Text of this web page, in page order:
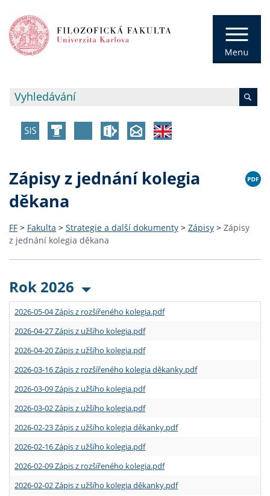
Zápisy z jednání kolegia
děkana
FF > Fakulta > Strategie a další dokumenty > Zápisy > Zápisy
z jednání kolegia děkana
Rok 2026
2026-05-04 Zápis z rozšířeného kolegia.pdf
2026-04-27 Zápis z užšího kolegia.pdf
2026-04-20 Zápis z užšího kolegia.pdf
2026-03-16 Zápis z rozšířeného kolegia děkanky.pdf
2026-03-09 Zápis z užšího kolegia.pdf
2026-03-02 Zápis z užšího kolegia.pdf
2026-02-23 Zápis z užšího kolegia děkanky.pdf
2026-02-16 Zápis z užšího kolegia.pdf
2026-02-09 Zápis z rozšířeného kolegia.pdf
2026-02-02 Zápis z užšího kolegia děkanky.pdf